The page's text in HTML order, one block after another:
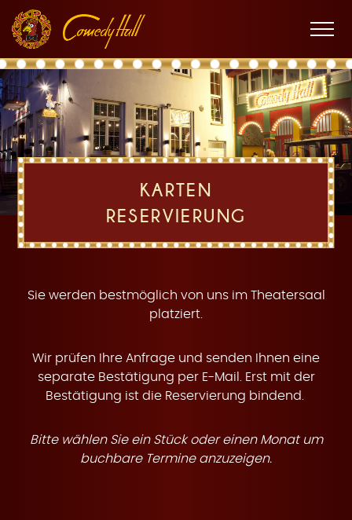
Hauptnavigation
Inhalt
Fußnavigation
K
a
r
Menü
KARTEN
RESERVIERUNG
Sie werden bestmöglich von uns im Theatersaal
platziert.
Wir prüfen Ihre Anfrage und senden Ihnen eine
separate Bestätigung per E-Mail. Erst mit der
Bestätigung ist die Reservierung bindend.
Bitte wählen Sie ein Stück oder einen Monat um
buchbare Termine anzuzeigen.